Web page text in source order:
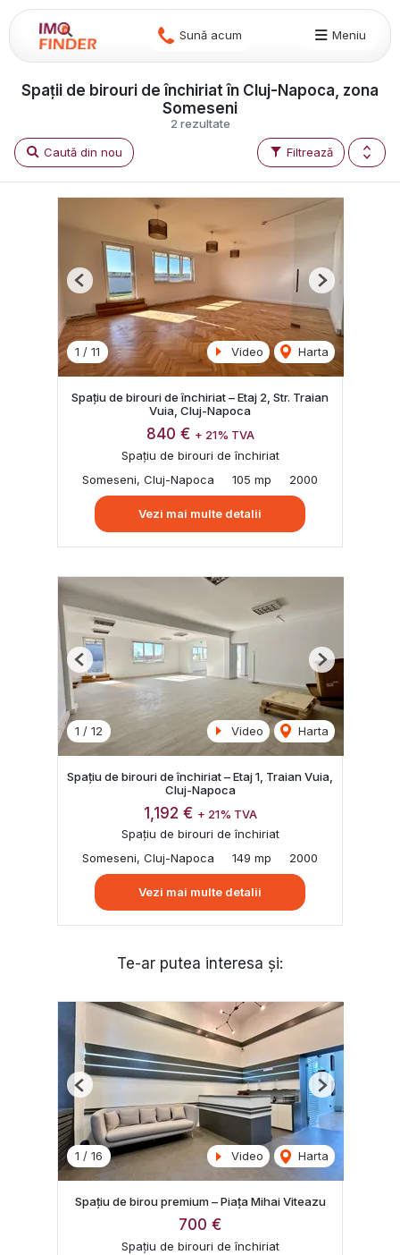
Sună acum Meniu
2 rezultate
Spații de birouri de închiriat în Cluj-Napoca, zona
Someseni
Filtrează
Caută din nou
1 / 11 Video Harta
Previous Next
Spațiu de birouri de închiriat – Etaj 2, Str. Traian
Vuia, Cluj-Napoca
840 € + 21% TVA
Spațiu de birouri de închiriat
Someseni, Cluj-Napoca
105 mp 2000
Vezi mai multe detalii
1 / 12 Video Harta
Previous Next
Spațiu de birouri de închiriat – Etaj 1, Traian Vuia,
Cluj-Napoca
1,192 € + 21% TVA
Spațiu de birouri de închiriat
Someseni, Cluj-Napoca
149 mp 2000
Vezi mai multe detalii
Te-ar putea interesa și:
1 / 16 Video Harta
Previous Next
Spațiu de birou premium – Piața Mihai Viteazu
700 €
Spațiu de birouri de închiriat